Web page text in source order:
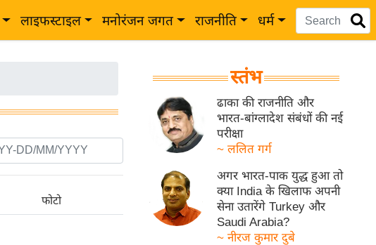
लाइफस्टाइल मनोरंजन जगत राजनीति धर्म
फोटो
स्तंभ
ढाका की राजनीति और
भारत-बांग्लादेश संबंधों की नई
परीक्षा
~ ललित गर्ग
अगर भारत-पाक युद्ध हुआ तो
क्या India के खिलाफ अपनी
सेना उतारेंगे Turkey और
Saudi Arabia?
~ नीरज कुमार दुबे